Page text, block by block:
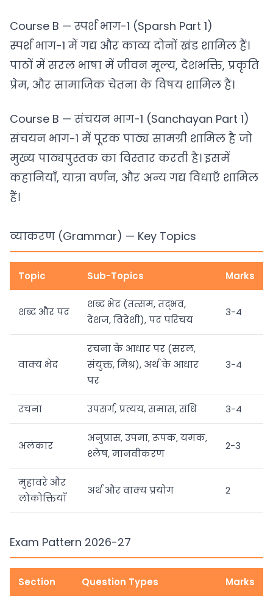
Course B — स्पर्श भाग-1 (Sparsh Part 1)
स्पर्श भाग-1 में गद्य और काव्य दोनों खंड शामिल हैं।
पाठों में सरल भाषा में जीवन मूल्य, देशभक्ति, प्रकृति
प्रेम, और सामाजिक चेतना के विषय शामिल हैं।
Course B — संचयन भाग-1 (Sanchayan Part 1)
संचयन भाग-1 में पूरक पाठ्य सामग्री शामिल है जो
मुख्य पाठ्यपुस्तक का विस्तार करती है। इसमें
कहानियाँ, यात्रा वर्णन, और अन्य गद्य विधाएँ शामिल
हैं।
व्याकरण (Grammar) — Key Topics
Topic Sub-Topics Marks
शब्द और पद
शब्द भेद (तत्सम, तद्भव,
देशज, विदेशी), पद परिचय
3-4
वाक्य भेद
रचना के आधार पर (सरल,
संयुक्त, मिश्र), अर्थ के आधार
पर
3-4
रचना उपसर्ग, प्रत्यय, समास, संधि 3-4
अलंकार
अनुप्रास, उपमा, रूपक, यमक,
श्लेष, मानवीकरण
2-3
मुहावरे और
लोकोक्तियाँ
अर्थ और वाक्य प्रयोग 2
Exam Pattern 2026-27
Section Question Types Marks